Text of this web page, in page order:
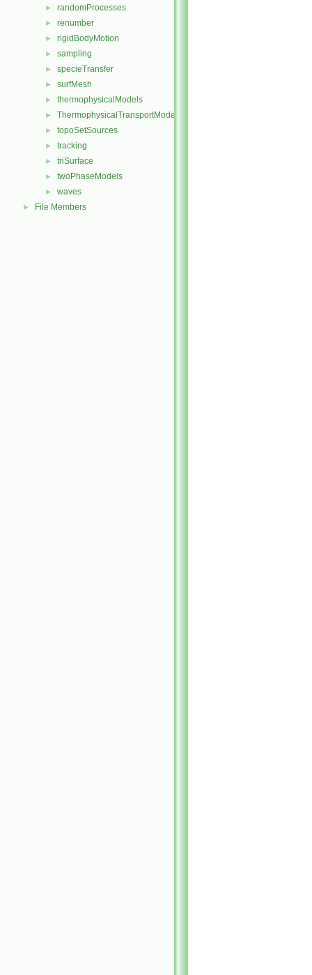
► randomProcesses
► renumber
► rigidBodyMotion
► sampling
► specieTransfer
► surfMesh
► thermophysicalModels
► ThermophysicalTransportModels
► topoSetSources
► tracking
► triSurface
► twoPhaseModels
► waves
► File Members